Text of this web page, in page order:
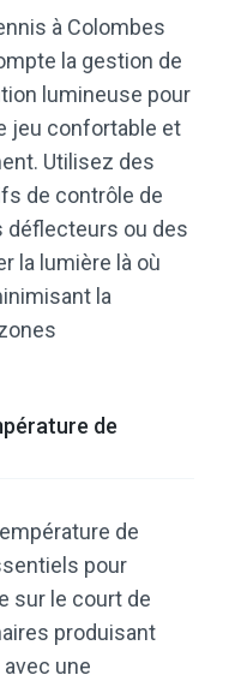
à Colombes
la gestion de
lumineuse pour
jeu confortable et
Utilisez des
de contrôle de
déflecteurs ou des
la lumière là où
la
de
de
pour
sur le court de
produisant
une